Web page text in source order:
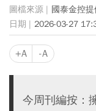
國泰金控
2026-03-27
+A -A
今周刊編按：